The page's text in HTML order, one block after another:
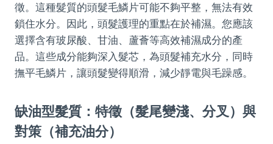
徵。這種髮質的頭髮毛鱗片可能不夠平整，無法有效
鎖住水分。因此，頭髮護理的重點在於補濕。您應該
選擇含有玻尿酸、甘油、蘆薈等高效補濕成分的產
品。這些成分能夠深入髮芯，為頭髮補充水分，同時
撫平毛鱗片，讓頭髮變得順滑，減少靜電與毛躁感。
缺油型髮質：特徵（髮尾變淺、分叉）與
對策（補充油分）